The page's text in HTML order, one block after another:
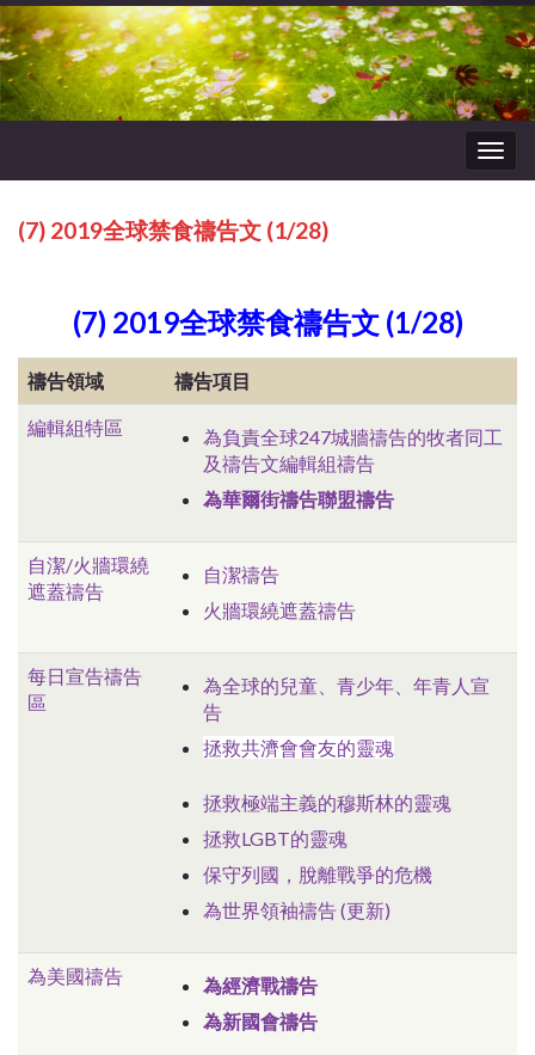
(7) 2019全球禁食禱告文 (1/28)
(7) 2019全球禁食禱告文 (1/28)
禱告領域 禱告項目
編輯組特區
為負責全球247城牆禱告的牧者同工
及禱告文編輯組禱告
為華爾街禱告聯盟禱告
自潔/火牆環繞
遮蓋禱告
自潔禱告
火牆環繞遮蓋禱告
每日宣告禱告
區
為全球的兒童、青少年、年青人宣
告
拯救共濟會會友的靈魂
拯救極端主義的穆斯林的靈魂
拯救LGBT的靈魂
保守列國，脫離戰爭的危機
為世界領袖禱告 (更新)
為美國禱告
為經濟戰禱告
為新國會禱告